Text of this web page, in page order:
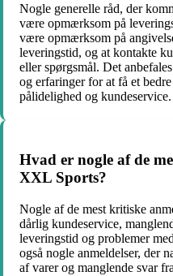
Nogle generelle råd, der
være opmærksom på
være opmærksom på
leveringstid, og at kontakte
eller spørgsmål. Det
og erfaringer for at få et
pålidelighed og kundeservice.
Hvad er nogle af de
XXL Sports?
Nogle af de mest kritiske
dårlig kundeservice,
leveringstid og problemer
også nogle anmeldelser, der
af varer og manglende svar